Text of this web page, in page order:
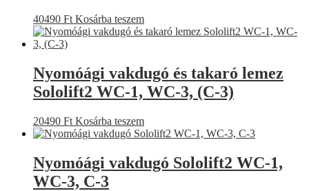
40490 Ft Kosárba teszem
Nyomóági vakdugó és takaró lemez
Sololift2 WC-1, WC-3, (C-3)
20490 Ft Kosárba teszem
Nyomóági vakdugó Sololift2 WC-1,
WC-3, C-3